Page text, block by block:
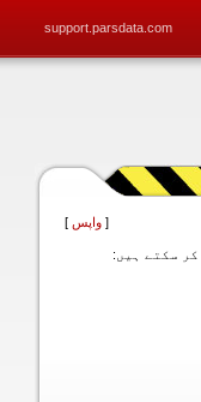
support.parsdata.com
[ واپس ]